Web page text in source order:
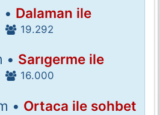
• Dalaman ile
19.292
• Sarıgerme ile
16.000
• Ortaca ile sohbet